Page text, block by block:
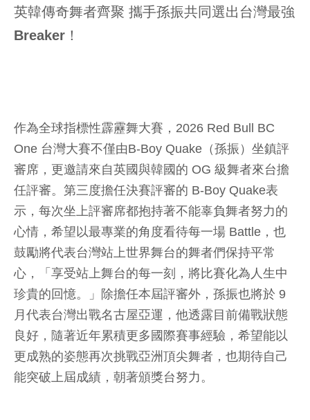
英韓傳奇舞者齊聚 攜手孫振共同選出台灣最強
Breaker！
作為全球指標性霹靂舞大賽，2026 Red Bull BC
One 台灣大賽不僅由B-Boy Quake（孫振）坐鎮評
審席，更邀請來自英國與韓國的 OG 級舞者來台擔
任評審。第三度擔任決賽評審的 B-Boy Quake表
示，每次坐上評審席都抱持著不能辜負舞者努力的
心情，希望以最專業的角度看待每一場 Battle，也
鼓勵將代表台灣站上世界舞台的舞者們保持平常
心，「享受站上舞台的每一刻，將比賽化為人生中
珍貴的回憶。」除擔任本屆評審外，孫振也將於 9
月代表台灣出戰名古屋亞運，他透露目前備戰狀態
良好，隨著近年累積更多國際賽事經驗，希望能以
更成熟的姿態再次挑戰亞洲頂尖舞者，也期待自己
能突破上屆成績，朝著頒獎台努力。